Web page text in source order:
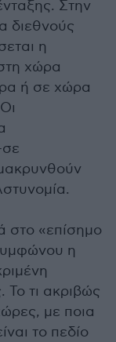
Στην
διεθνούς
η
χώρα
ή σε χώρα
στο «επίσημο
η
Το τι ακριβώς
με ποια
το πεδίο